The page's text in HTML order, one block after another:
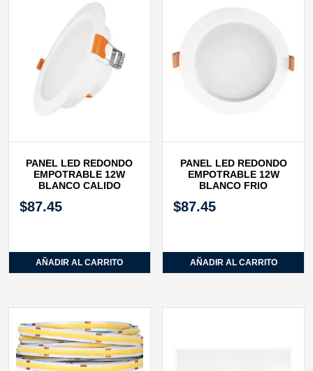
PANEL LED REDONDO
EMPOTRABLE 12W
BLANCO CALIDO
$87.45
AÑADIR AL CARRITO
PANEL LED REDONDO
EMPOTRABLE 12W
BLANCO FRIO
$87.45
AÑADIR AL CARRITO